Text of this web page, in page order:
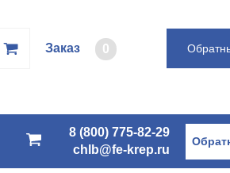
Заказ 0
8 (800) 775-82-29
chlb@fe-krep.ru